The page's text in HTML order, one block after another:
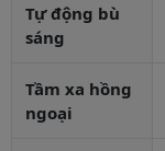
Tự động bù
sáng
Tầm xa hồng
ngoại